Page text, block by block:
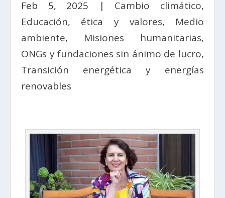
Feb 5, 2025 | Cambio climático,
Educación, ética y valores, Medio
ambiente, Misiones humanitarias,
ONGs y fundaciones sin ánimo de lucro,
Transición energética y energías
renovables